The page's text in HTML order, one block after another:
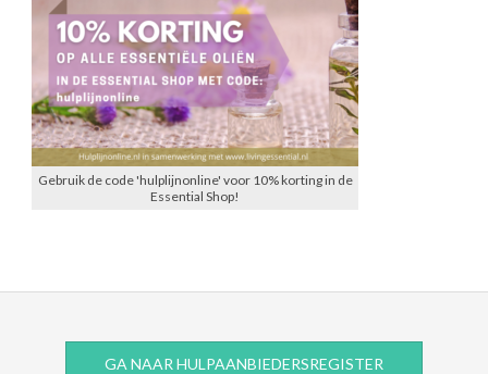
Gebruik de code 'hulplijnonline' voor 10% korting in de
Essential Shop!
GA NAAR HULPAANBIEDERSREGISTER